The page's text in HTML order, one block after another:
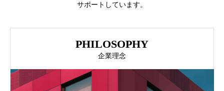
サポートしています。
PHILOSOPHY
企業理念